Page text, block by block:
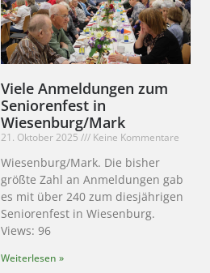
Viele Anmeldungen zum
Seniorenfest in
Wiesenburg/Mark
21. Oktober 2025 Keine Kommentare
Wiesenburg/Mark. Die bisher
größte Zahl an Anmeldungen gab
es mit über 240 zum diesjährigen
Seniorenfest in Wiesenburg.
Views: 96
Weiterlesen »